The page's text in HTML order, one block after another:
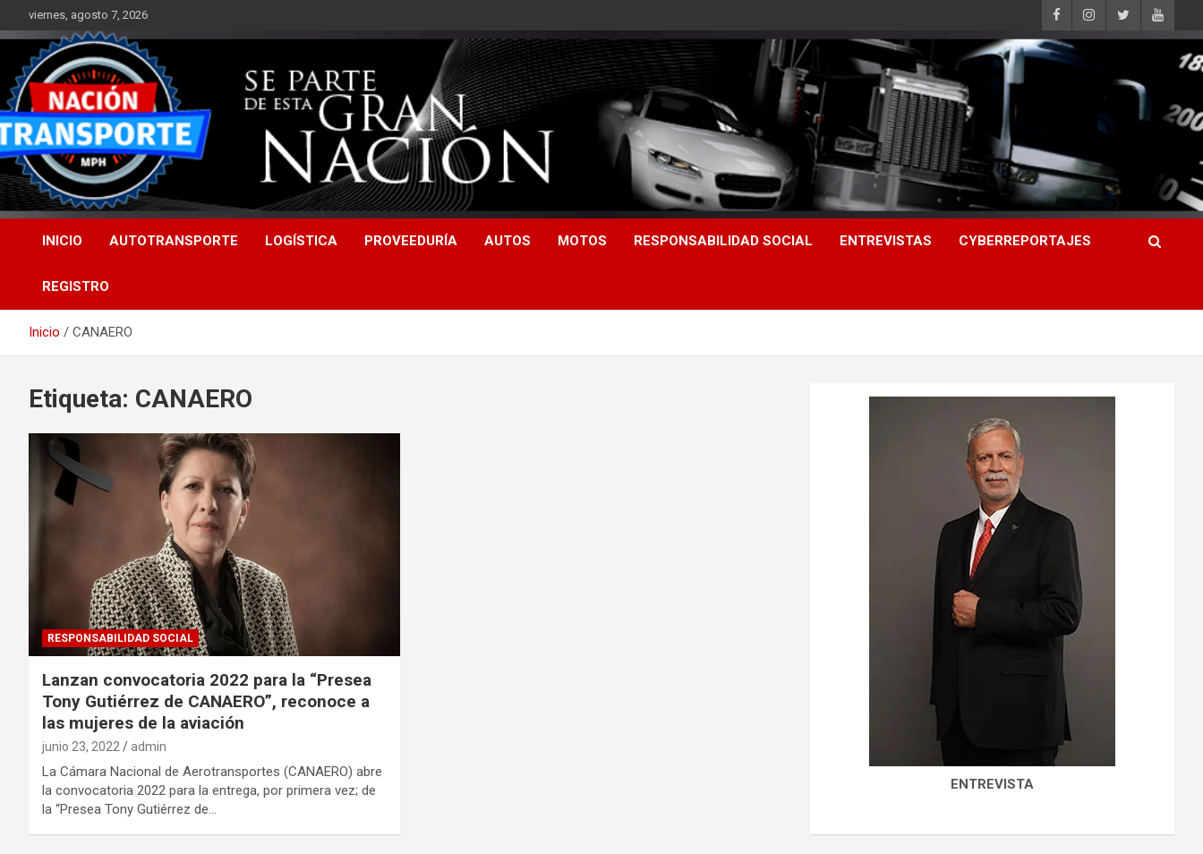
al
contenido
viernes, agosto 7, 2026
INICIO AUTOTRANSPORTE LOGÍSTICA PROVEEDURÍA AUTOS MOTOS RESPONSABILIDAD SOCIAL ENTREVISTAS CYBERREPORTAJES
REGISTRO
Inicio CANAERO
Etiqueta: CANAERO
RESPONSABILIDAD SOCIAL
Lanzan convocatoria 2022 para la “Presea
Tony Gutiérrez de CANAERO”, reconoce a
las mujeres de la aviación
junio 23, 2022 admin
La Cámara Nacional de Aerotransportes (CANAERO) abre
la convocatoria 2022 para la entrega, por primera vez; de
la “Presea Tony Gutiérrez de…
ENTREVISTA